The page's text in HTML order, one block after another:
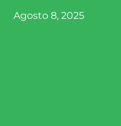
Agosto 8, 2025